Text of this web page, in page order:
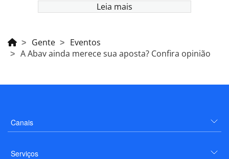
Leia mais
Gente
Eventos
A Abav ainda merece sua aposta? Confira opinião
Canais
Serviços